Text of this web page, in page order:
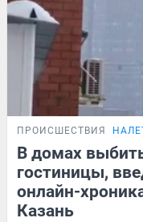
ПРОИСШЕСТВИЯ
В домах
гостиницы,
онлайн-
Казань